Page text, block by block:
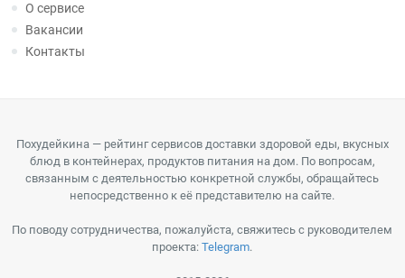
О сервисе
Вакансии
Контакты
Похудейкина — рейтинг сервисов доставки здоровой еды, вкусных
блюд в контейнерах, продуктов питания на дом. По вопросам,
связанным с деятельностью конкретной службы, обращайтесь
непосредственно к её представителю на сайте.
По поводу сотрудничества, пожалуйста, свяжитесь с руководителем
проекта:Telegram.